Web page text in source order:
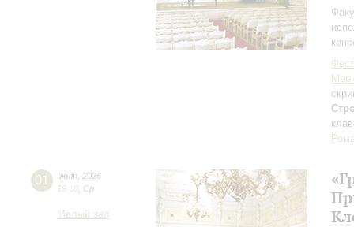
01 июля 2026
19:00 Ср
Малый зал